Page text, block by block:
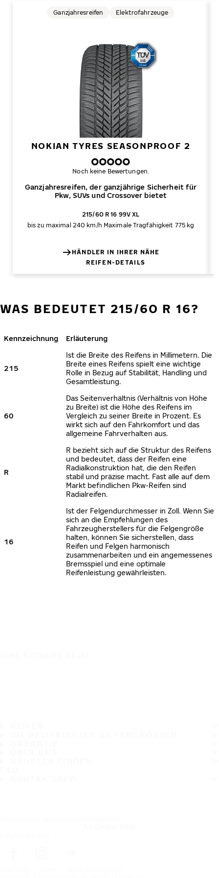
NOKIAN TYRES SEASONPROOF 2
Ganzjahresreifen, der ganzjährige Sicherheit für
Pkw, SUVs und Crossover bietet
Ganzjahresreifen Elektrofahrzeuge
Noch keine Bewertungen.
215/60 R 16 99V XL
bis zu maximal 240 km/h Maximale Tragfähigkeit 775 kg
HÄNDLER IN IHRER NÄHE
REIFEN-DETAILS
WAS BEDEUTET 215/60 R 16?
Kennzeichnung Erläuterung
215
Ist die Breite des Reifens in Millimetern. Die
Breite eines Reifens spielt eine wichtige
Rolle in Bezug auf Stabilität, Handling und
Gesamtleistung.
60
Das Seitenverhältnis (Verhältnis von Höhe
zu Breite) ist die Höhe des Reifens im
Vergleich zu seiner Breite in Prozent. Es
wirkt sich auf den Fahrkomfort und das
allgemeine Fahrverhalten aus.
R
R bezieht sich auf die Struktur des Reifens
und bedeutet, dass der Reifen eine
Radialkonstruktion hat, die den Reifen
stabil und präzise macht. Fast alle auf dem
Markt befindlichen Pkw-Reifen sind
Radialreifen.
16
Ist der Felgendurchmesser in Zoll. Wenn Sie
sich an die Empfehlungen des
Fahrzeugherstellers für die Felgengröße
halten, können Sie sicherstellen, dass
Reifen und Felgen harmonisch
zusammenarbeiten und ein angemessenes
Bremsspiel und eine optimale
Reifenleistung gewährleisten.